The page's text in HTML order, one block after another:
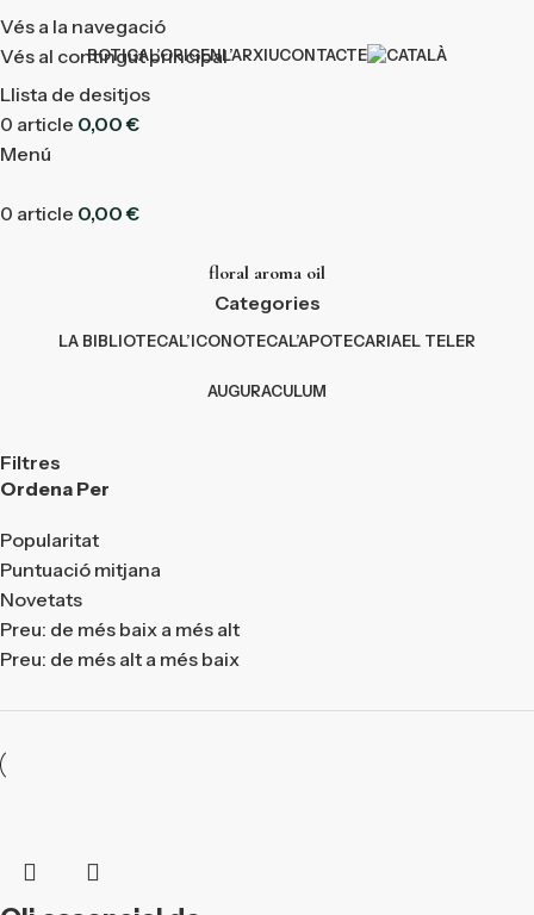
Vés a la navegació
Vés al contingut principal
BOTIGAL’ORIGENL’ARXIUCONTACTE
Llista de desitjos
0 article 0,00€
Menú
0 article 0,00€
floral aroma oil
Categories
LA BIBLIOTECAL’ICONOTECAL’APOTECARIAEL TELER
AUGURACULUM
Filtres
Ordena Per
Popularitat
Puntuació mitjana
Novetats
Preu: de més baix a més alt
Preu: de més alt a més baix